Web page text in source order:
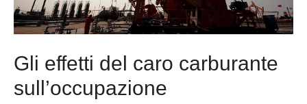
Gli effetti del caro carburante
sull’occupazione